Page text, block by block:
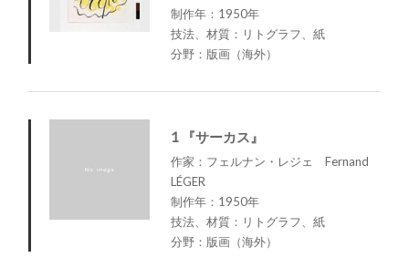
制作年：1950年
技法、材質：リトグラフ、紙
分野：版画（海外）
1 『サーカス』
作家：フェルナン・レジェ Fernand
LÉGER
制作年：1950年
技法、材質：リトグラフ、紙
分野：版画（海外）